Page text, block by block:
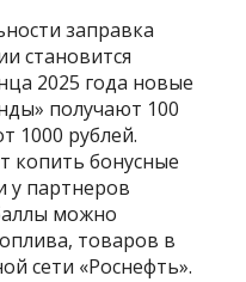
заправка
становится
2025 года новые
получают 100
1000 рублей.
копить бонусные
у партнеров
можно
товаров в
сети «Роснефть».